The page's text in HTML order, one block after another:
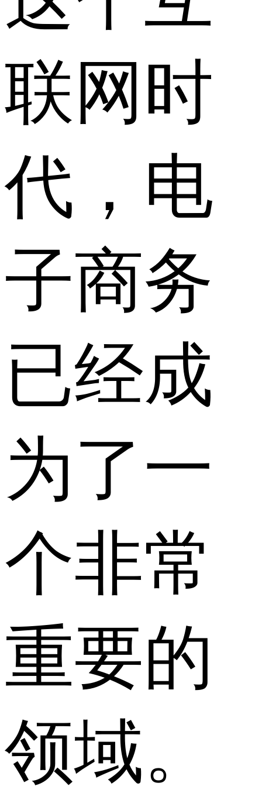
联网时
代，电
子商务
已经成
为了一
个非常
重要的
领域。